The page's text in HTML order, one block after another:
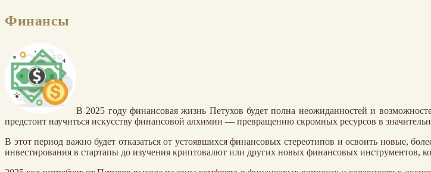
Финансы
В 2025 году финансовая жизнь Петухов будет полна неожиданностей и
предстоит научиться искусству финансовой алхимии — превращению скромных ресурсов в
В этот период важно будет отказаться от устоявшихся финансовых стереотипов и освоить новые,
инвестирования в стартапы до изучения криптовалют или других новых финансовых инструментов,